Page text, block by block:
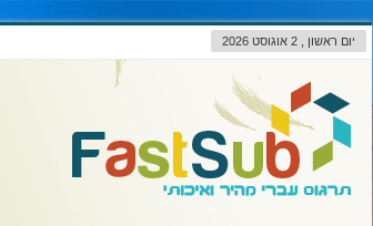
יום ראשון , 2 אוגוסט 2026